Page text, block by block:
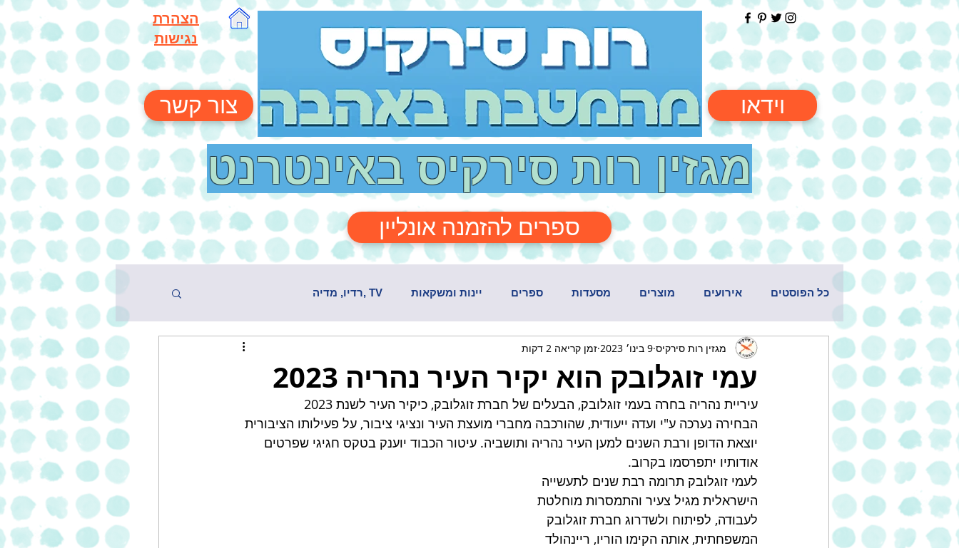
הצהרת
נגישות
צור קשר וידאו
מגזין רות סירקיס באינטרנט
ספרים להזמנה אונליין
כל הפוסטים אירועים מוצרים מסעדות ספרים יינות ומשקאות TV ,רדיו, מדיה
עמי זוגלובק הוא יקיר העיר נהריה 2023
מגזין רות סירקיס 9 בינו׳ 2023 זמן קריאה 2 דקות
עיריית נהריה בחרה בעמי זוגלובק, הבעלים של חברת זוגלובק, כיקיר העיר לשנת 2023
הבחירה נערכה ע"י ועדה ייעודית, שהורכבה מחברי מועצת העיר ונציגי ציבור, על פעילותו הציבורית
יוצאת הדופן ורבת השנים למען העיר נהריה ותושביה. עיטור הכבוד יוענק בטקס חגיגי שפרטים
אודותיו יתפרסמו בקרוב.
לעמי זוגלובק תרומה רבת שנים לתעשייה
הישראלית מגיל צעיר והתמסרות מוחלטת
לעבודה, לפיתוח ולשדרוג חברת זוגלובק
המשפחתית, אותה הקימו הוריו, ריינהולד